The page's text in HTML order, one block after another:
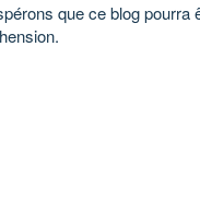
que ce blog